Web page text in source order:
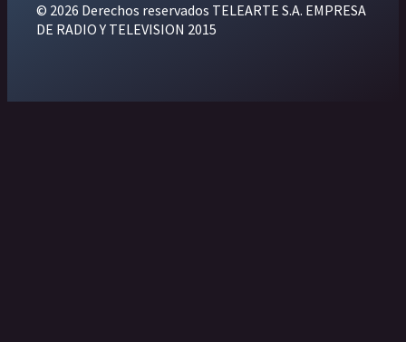
© 2026 Derechos reservados TELEARTE S.A. EMPRESA
DE RADIO Y TELEVISION 2015